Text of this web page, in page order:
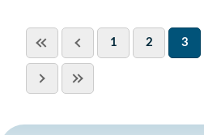
1 2 3